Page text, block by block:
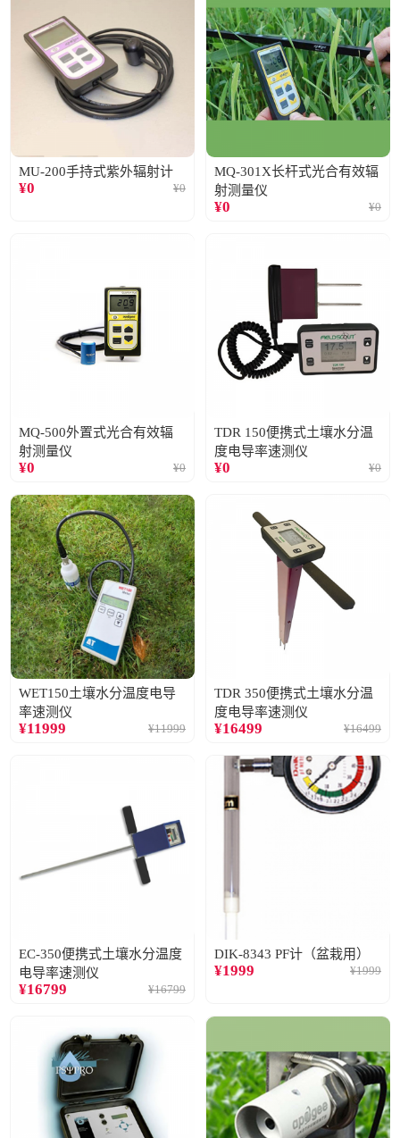
MU-200手持式紫外辐射计
¥0 ¥0
MQ-301X长杆式光合有效辐
射测量仪
¥0 ¥0
MQ-500外置式光合有效辐
射测量仪
¥0 ¥0
TDR 150便携式土壤水分温
度电导率速测仪
¥0 ¥0
WET150土壤水分温度电导
率速测仪
¥11999 ¥11999
TDR 350便携式土壤水分温
度电导率速测仪
¥16499 ¥16499
EC-350便携式土壤水分温度
电导率速测仪
¥16799 ¥16799
DIK-8343 PF计（盆栽用）
¥1999 ¥1999